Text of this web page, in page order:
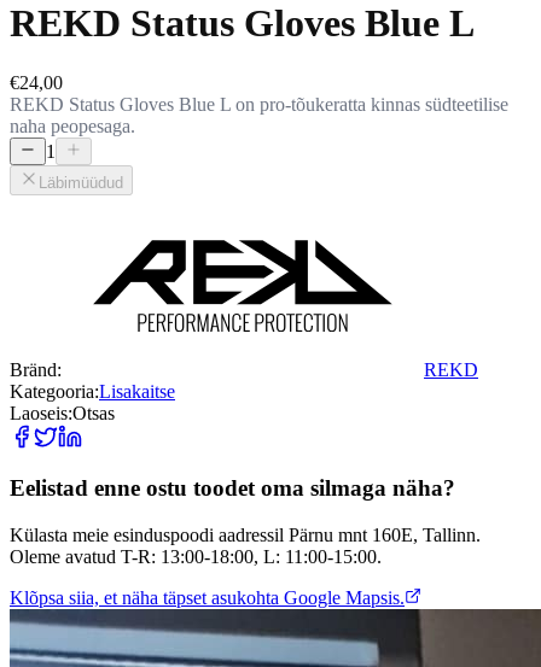
REKD Status Gloves Blue L
€24,00
REKD Status Gloves Blue L on pro-tõukeratta kinnas südteetilise
naha peopesaga.
1
Läbimüüdud
Bränd:
REKD
Kategooria:Lisakaitse
Laoseis:Otsas
Eelistad enne ostu toodet oma silmaga näha?
Külasta meie esinduspoodi aadressil Pärnu mnt 160E, Tallinn.
Oleme avatud T-R: 13:00-18:00, L: 11:00-15:00.
Klõpsa siia, et näha täpset asukohta Google Mapsis.